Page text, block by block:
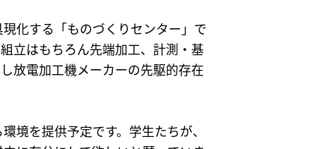
化する「ものづくりセンター」で
立はもちろん先端加工、計測・基
放電加工機メーカーの先駆的存在
境を提供予定です。学生たちが、